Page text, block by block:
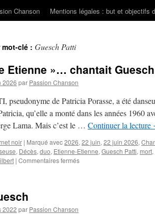
Chanson
Mentions légales : but et objectifs
clé : Guesch Patti
Etienne »… chantait
2026 par Passion Chanson
pseudonyme de Patricia Porasse, a été
qu’elle a monté dans les années 1960
Lama. Mais c’est le … Continuer la lecture
noir | Marqué avec2026, 22 juin, 22 juin 2026,
, Décès, duo, Etienne-Etienne, Guesch Patti, mort,
| Commentaires ferméssur
2022 par Passion Chanson